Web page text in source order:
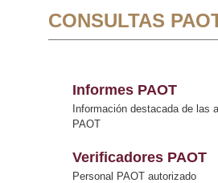
CONSULTAS
Informes PAOT
Información destacada de las
PAOT
Verificadores PAOT
Personal PAOT autorizado